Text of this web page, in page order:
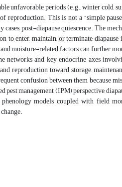
unfavorable periods (e.g., winter cold,
This is not a “simple
post-diapause quiescence. The
to enter, maintain, or terminate
moisture-related factors can further
networks and key endocrine axes
reproduction toward storage,
confusion between them, because
management (IPM) perspective,
models, coupled with field